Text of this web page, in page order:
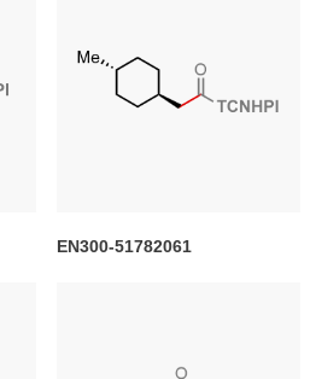
EN300-51782061